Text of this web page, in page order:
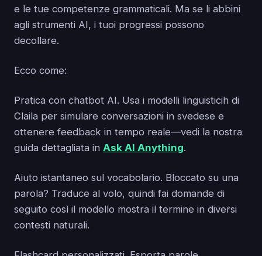
e le tue competenze grammaticali. Ma se li abbini
agli strumenti AI, i tuoi progressi possono
decollare.
Ecco come:
Pratica con chatbot AI. Usa i modelli linguisticih di
Claila per simulare conversazioni in svedese e
ottenere feedback in tempo reale—vedi la nostra
guida dettagliata in Ask AI Anything.
Aiuto istantaneo sul vocabolario. Bloccato su una
parola? Traduce al volo, quindi fai domande di
seguito così il modello mostra il termine in diversi
contesti naturali.